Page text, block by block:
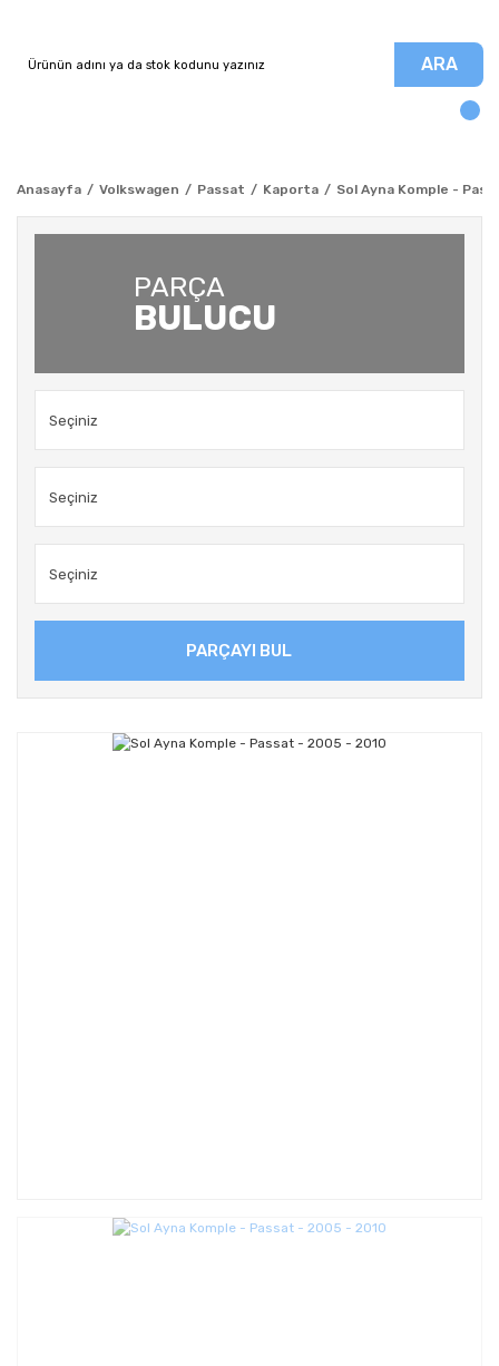
ARA
Anasayfa Volkswagen Passat Kaporta Sol Ayna Komple -
PARÇA
BULUCU
PARÇAYI BUL